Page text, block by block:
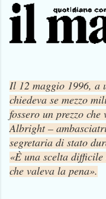
Il 12 maggio 1996, a
chiedeva se mezzo
fossero un prezzo
Albright –
segretaria di stato
«È una scelta difficile
che valeva la pena».